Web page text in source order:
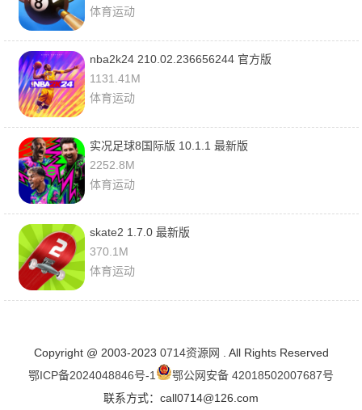
体育运动
nba2k24 210.02.236656244 官方版
1131.41M
体育运动
实况足球8国际版 10.1.1 最新版
2252.8M
体育运动
skate2 1.7.0 最新版
370.1M
体育运动
Copyright @ 2003-2023 0714资源网 . All Rights Reserved
鄂ICP备2024048846号-1
鄂公网安备 42018502007687号
联系方式：call0714@126.com